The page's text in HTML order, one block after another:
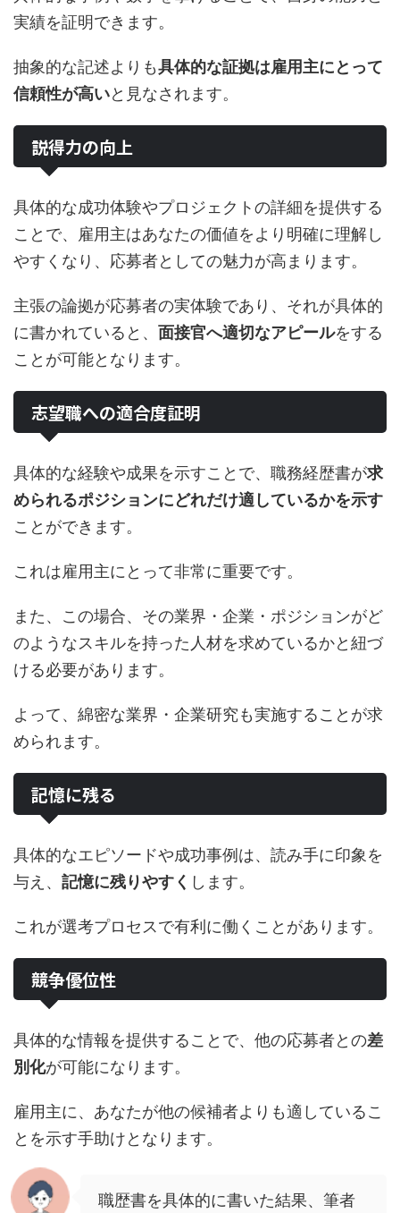
実績を証明できます。
抽象的な記述よりも具体的な証拠は雇用主にとって
信頼性が高いと見なされます。
説得力の向上
具体的な成功体験やプロジェクトの詳細を提供する
ことで、雇用主はあなたの価値をより明確に理解し
やすくなり、応募者としての魅力が高まります。
主張の論拠が応募者の実体験であり、それが具体的
に書かれていると、 面接官へ適切なアピールをする
ことが可能となります。
志望職への適合度証明
具体的な経験や成果を示すことで、職務経歴書が求
められるポジションにどれだけ適しているかを示す
ことができます。
これは雇用主にとって非常に重要です。
また、この場合、その業界・企業・ポジションがど
のようなスキルを持った人材を求めているかと紐づ
ける必要があります。
よって、綿密な業界・企業研究も実施することが求
められます。
記憶に残る
具体的なエピソードや成功事例は、読み手に印象を
与え、 記憶に残りやすく します。
これが選考プロセスで有利に働くことがあります。
競争優位性
具体的な情報を提供することで、他の応募者との差
別化が可能になります。
雇用主に、あなたが他の候補者よりも適しているこ
とを示す手助けとなります。
職歴書を具体的に書いた結果、筆者